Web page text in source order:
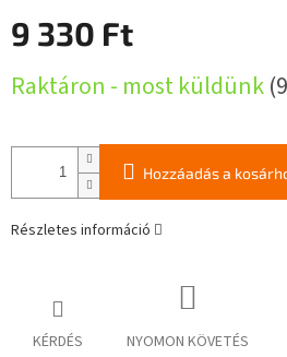
9 330 Ft
Raktáron - most küldünk
Hozzáadás a
Részletes információ
KÉRDÉS NYOMON KÖVETÉS